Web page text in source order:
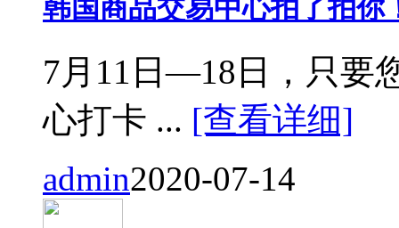
韩国商品交易中心拍了拍你
7月11日—18日，只要
心打卡 ... [查看详细]
admin2020-07-14